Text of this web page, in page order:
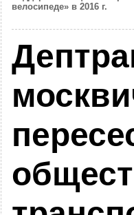
велосипеде» в 2016 г.